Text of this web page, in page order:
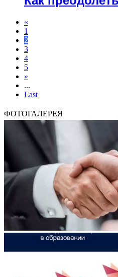
«
1
2
3
4
5
»
...
Last
ФОТОГАЛЕРЕЯ